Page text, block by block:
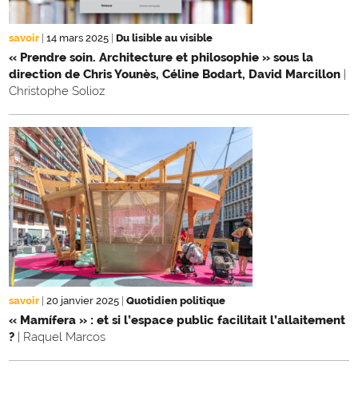
savoir 14 mars 2025 Du lisible au visible
« Prendre soin. Architecture et philosophie » sous la
direction de Chris Younès, Céline Bodart, David Marcillon |
Christophe Solioz
savoir 20 janvier 2025 Quotidien politique
« Mamífera » : et si l’espace public facilitait l’allaitement
? | Raquel Marcos